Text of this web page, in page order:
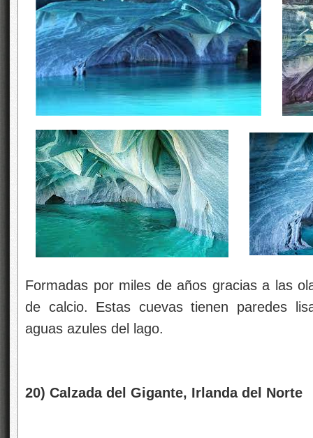
Formadas por miles de años gracias a las
de calcio. Estas cuevas tienen paredes
aguas azules del lago.
20) Calzada del Gigante, Irlanda del Norte